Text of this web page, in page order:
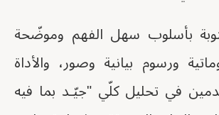
بأسلوب سهل الفهم وموضّحة
ورسوم بيانية وصور، والأداة
في تحليل كلّي "جيّـد بما فيه